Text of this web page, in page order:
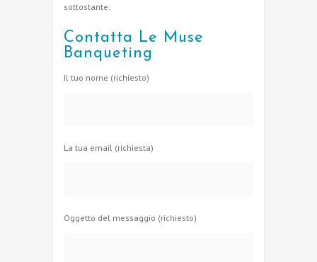
sottostante:
Contatta Le Muse
Banqueting
Il tuo nome (richiesto)
La tua email (richiesta)
Oggetto del messaggio (richiesto)